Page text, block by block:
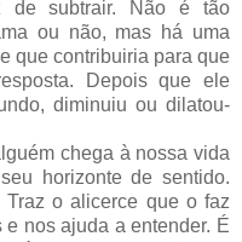
de subtrair. Não é tão
ou não, mas há uma
que contribuiria para que
Depois que ele
diminuiu ou dilatou-
à nossa vida
horizonte de sentido.
Traz o alicerce que o faz
nos ajuda a entender. É